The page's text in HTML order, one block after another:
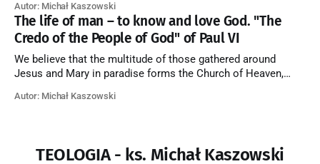
those who have refused them to the end going to the fire that
is not
Autor: Michał Kaszowski
The life of man – to know and love God. "The
Credo of the People of God" of Paul VI
We believe that the multitude of those gathered around
Jesus and Mary in paradise forms the Church of Heaven,
they also, in different degrees, are associated with the holy
Autor: Michał Kaszowski
TEOLOGIA - ks. Michał Kaszowski